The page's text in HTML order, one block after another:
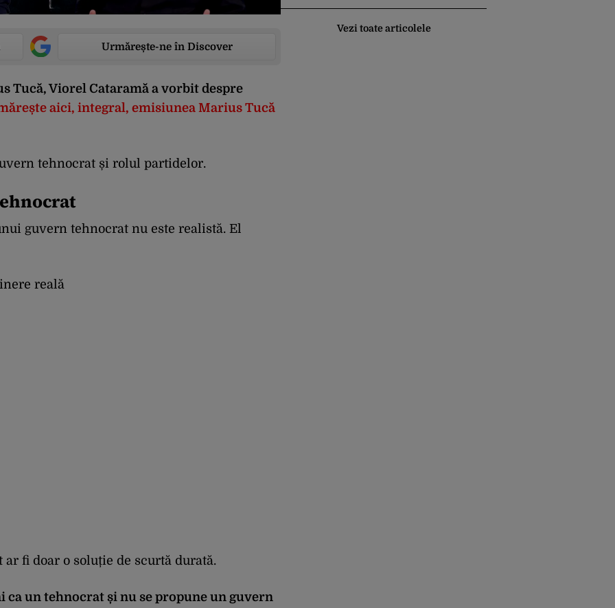
Urmărește-ne în Discover
Tucă,Viorel Cataramă a vorbit despre
aici, integral, emisiunea Marius Tucă
tehnocrat și rolul partidelor.
guvern tehnocrat nu este realistă. El
reală
fi doar o soluție de scurtă durată.
ca un tehnocrat și nu se propune un guvern
Vezi toate articolele